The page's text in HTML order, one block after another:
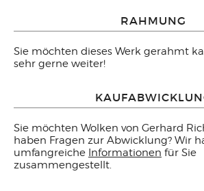
RAHMUNG
Sie möchten dieses Werk gerahmt
sehr gerne weiter!
Sie möchten Wolken von Gerhard
haben Fragen zur Abwicklung? Wir
umfangreiche Informationen für Sie
zusammengestellt.